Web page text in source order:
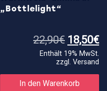
„Bottlelight“
22,90€
Preis
war:
22,90€
18,50€
Enthält 19% MwSt.
zzgl. Versand
In den Warenkorb